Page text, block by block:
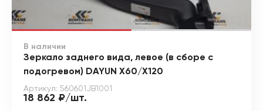
В наличии
Зеркало заднего вида, левое (в сборе с
подогревом) DAYUN X60/X120
Артикул: 560601JB1001
18 862 ₽/шт.